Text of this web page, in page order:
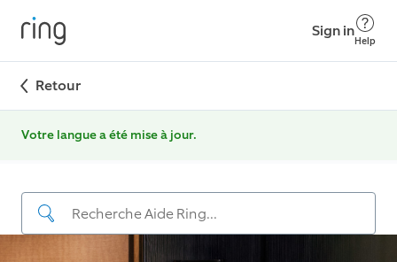
Sign in
Help
Retour
Votre langue a été mise à jour.